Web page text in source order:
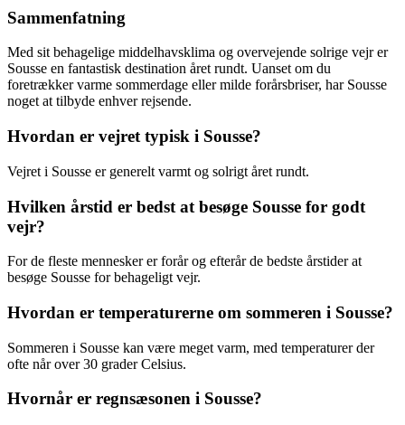
Sammenfatning
Med sit behagelige middelhavsklima og overvejende solrige vejr er
Sousse en fantastisk destination året rundt. Uanset om du
foretrækker varme sommerdage eller milde forårsbriser, har Sousse
noget at tilbyde enhver rejsende.
Hvordan er vejret typisk i Sousse?
Vejret i Sousse er generelt varmt og solrigt året rundt.
Hvilken årstid er bedst at besøge Sousse for godt
vejr?
For de fleste mennesker er forår og efterår de bedste årstider at
besøge Sousse for behageligt vejr.
Hvordan er temperaturerne om sommeren i Sousse?
Sommeren i Sousse kan være meget varm, med temperaturer der
ofte når over 30 grader Celsius.
Hvornår er regnsæsonen i Sousse?